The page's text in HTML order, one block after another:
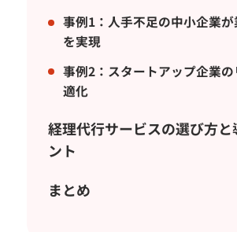
事例1：人手不足の中小企業
を実現
事例2：スタートアップ企業
適化
経理代行サービスの選び方と
ント
まとめ